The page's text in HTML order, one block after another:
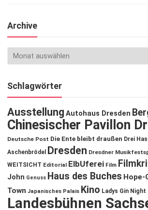
Archive
Schlagwörter
Ausstellung Autohaus Dresden
Chinesischer Pavillon
Deutsche Post Die Ente bleibt draußen Drei
Aschenbrödel
Dresden Dresdner
WEITSICHT Editorial ElbUferei Film
John Genuss Haus des Buches Hope-
Town Japanisches Palais Kino Ladys Gin Night
Landesbühnen